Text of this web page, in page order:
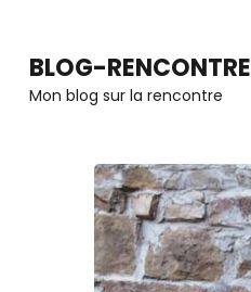
contenu
BLOG-RENCONTRE
Mon blog sur la rencontre